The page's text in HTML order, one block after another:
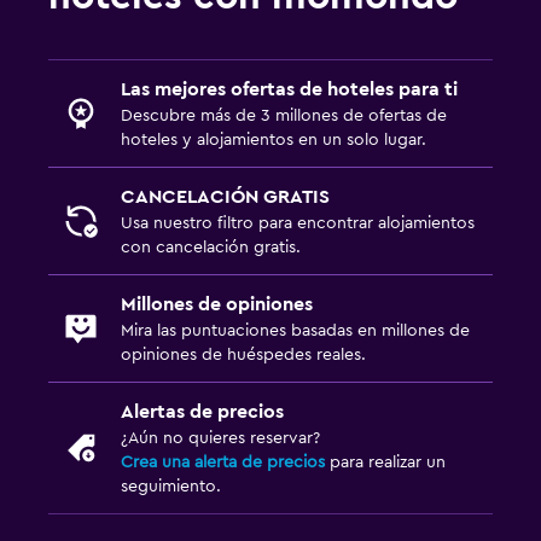
Terraza
Accesibilidad y adecuación
Unidad ubicada en la planta baja
Áreas designadas para fumadores
Habitaciones para no fumadores disponibles
Ascensor disponible
Estacionamiento accesible
Salud y seguridad
Limpieza diaria
Cámaras CCTV en zonas comunes
Las mejores ofertas de hoteles para ti
Descubre más de 3 millones de ofertas de
hoteles y alojamientos en un solo lugar.
CANCELACIÓN GRATIS
Usa nuestro filtro para encontrar alojamientos
con cancelación gratis.
Millones de opiniones
Mira las puntuaciones basadas en millones de
opiniones de huéspedes reales.
Alertas de precios
¿Aún no quieres reservar?
Crea una alerta de precios para realizar un
seguimiento.